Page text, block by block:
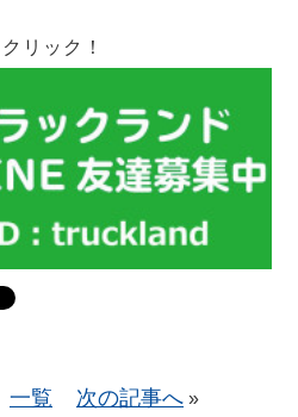
リック！
一覧 次の記事へ »